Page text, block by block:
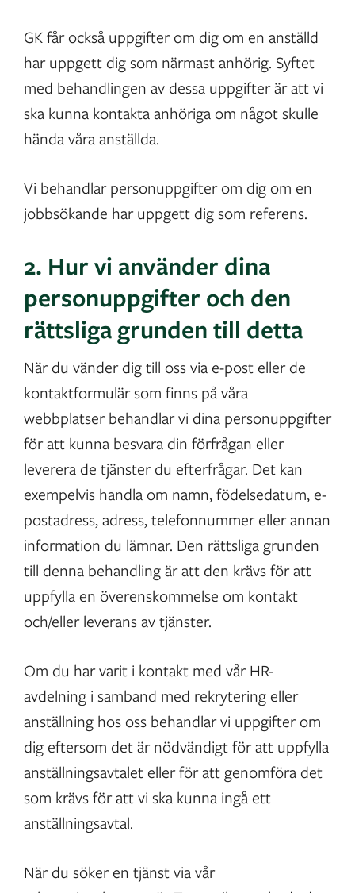
GK får också uppgifter om dig om en anställd
har uppgett dig som närmast anhörig. Syftet
med behandlingen av dessa uppgifter är att vi
ska kunna kontakta anhöriga om något skulle
hända våra anställda.
Vi behandlar personuppgifter om dig om en
jobbsökande har uppgett dig som referens.
2. Hur vi använder dina
personuppgifter och den
rättsliga grunden till detta
När du vänder dig till oss via e-post eller de
kontaktformulär som finns på våra
webbplatser behandlar vi dina personuppgifter
för att kunna besvara din förfrågan eller
leverera de tjänster du efterfrågar. Det kan
exempelvis handla om namn, födelsedatum, e-
postadress, adress, telefonnummer eller annan
information du lämnar. Den rättsliga grunden
till denna behandling är att den krävs för att
uppfylla en överenskommelse om kontakt
och/eller leverans av tjänster.
Om du har varit i kontakt med vår HR-
avdelning i samband med rekrytering eller
anställning hos oss behandlar vi uppgifter om
dig eftersom det är nödvändigt för att uppfylla
anställningsavtalet eller för att genomföra det
som krävs för att vi ska kunna ingå ett
anställningsavtal.
När du söker en tjänst via vår